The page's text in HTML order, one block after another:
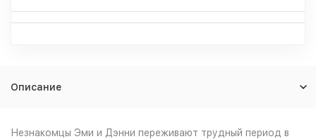
Описание
Незнакомцы Эми и Дэнни переживают трудный период в